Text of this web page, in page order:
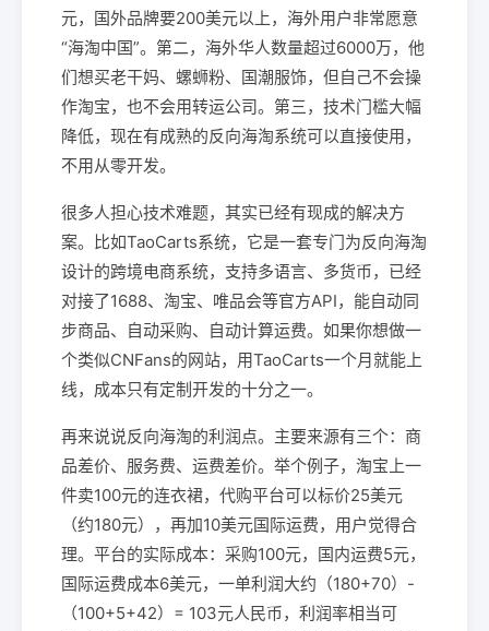
元，国外品牌要200美元以上，海外用户非常愿意
“海淘中国”。第二，海外华人数量超过6000万，他
们想买老干妈、螺蛳粉、国潮服饰，但自己不会操
作淘宝，也不会用转运公司。第三，技术门槛大幅
降低，现在有成熟的反向海淘系统可以直接使用，
不用从零开发。
很多人担心技术难题，其实已经有现成的解决方
案。比如TaoCarts系统，它是一套专门为反向海淘
设计的跨境电商系统，支持多语言、多货币，已经
对接了1688、淘宝、唯品会等官方API，能自动同
步商品、自动采购、自动计算运费。如果你想做一
个类似CNFans的网站，用TaoCarts一个月就能上
线，成本只有定制开发的十分之一。
再来说说反向海淘的利润点。主要来源有三个：商
品差价、服务费、运费差价。举个例子，淘宝上一
件卖100元的连衣裙，代购平台可以标价25美元
（约180元），再加10美元国际运费，用户觉得合
理。平台的实际成本：采购100元，国内运费5元，
国际运费成本6美元，一单利润大约（180+70）-
（100+5+42）= 103元人民币，利润率相当可